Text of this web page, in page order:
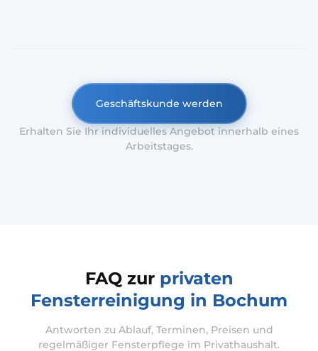
Geschäftskunde werden
Erhalten Sie Ihr individuelles Angebot innerhalb eines
Arbeitstages.
FAQ zur privaten
Fensterreinigung in Bochum
Antworten zu Ablauf, Terminen, Preisen und
regelmäßiger Fensterpflege im Privathaushalt.